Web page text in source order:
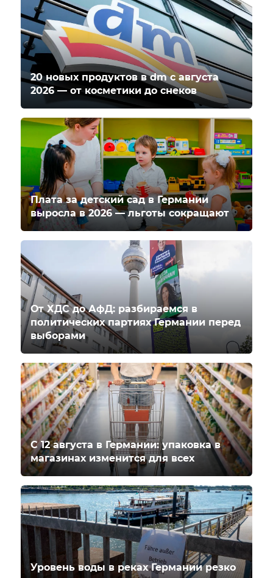
20 новых продуктов в dm с августа
2026 — от косметики до снеков
Плата за детский сад в Германии
выросла в 2026 — льготы сокращают
От ХДС до АфД: разбираемся в
политических партиях Германии перед
выборами
С 12 августа в Германии: упаковка в
магазинах изменится для всех
Уровень воды в реках Германии резко